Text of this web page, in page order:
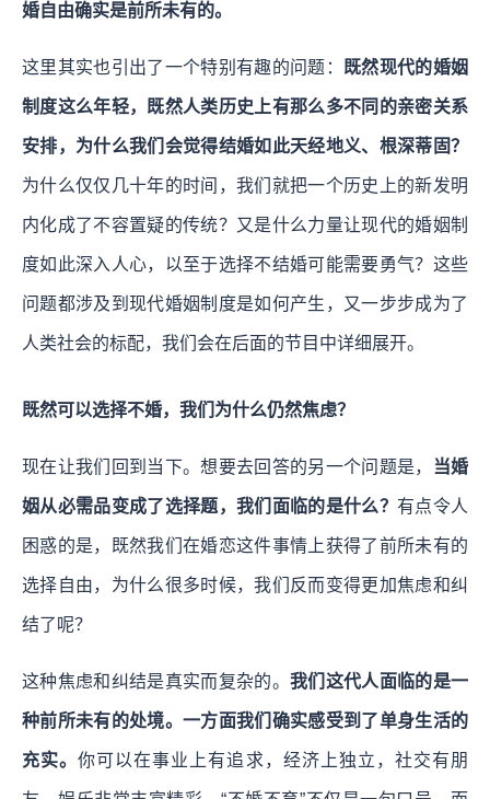
婚自由确实是前所未有的。
这里其实也引出了一个特别有趣的问题： 既然现代的婚姻
制度这么年轻，既然人类历史上有那么多不同的亲密关系
安排，为什么我们会觉得结婚如此天经地义、根深蒂固？
为什么仅仅几十年的时间，我们就把一个历史上的新发明
内化成了不容置疑的传统？又是什么力量让现代的婚姻制
度如此深入人心，以至于选择不结婚可能需要勇气？这些
问题都涉及到现代婚姻制度是如何产生，又一步步成为了
人类社会的标配，我们会在后面的节目中详细展开。
既然可以选择不婚，我们为什么仍然焦虑？
现在让我们回到当下。想要去回答的另一个问题是， 当婚
姻从必需品变成了选择题，我们面临的是什么？ 有点令人
困惑的是，既然我们在婚恋这件事情上获得了前所未有的
选择自由，为什么很多时候，我们反而变得更加焦虑和纠
结了呢？
这种焦虑和纠结是真实而复杂的。 我们这代人面临的是一
种前所未有的处境。一方面我们确实感受到了单身生活的
充实。你可以在事业上有追求，经济上独立，社交有朋